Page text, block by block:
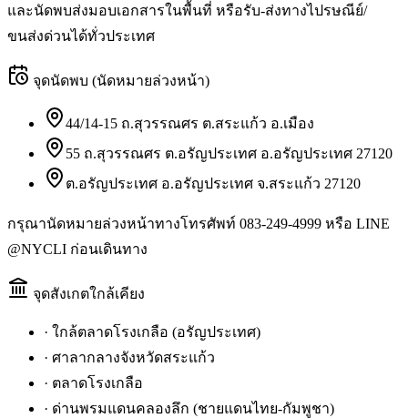
และนัดพบส่งมอบเอกสารในพื้นที่ หรือรับ-ส่งทางไปรษณีย์/
ขนส่งด่วนได้ทั่วประเทศ
จุดนัดพบ (นัดหมายล่วงหน้า)
44/14-15 ถ.สุวรรณศร ต.สระแก้ว อ.เมือง
55 ถ.สุวรรณศร ต.อรัญประเทศ อ.อรัญประเทศ 27120
ต.อรัญประเทศ อ.อรัญประเทศ จ.สระแก้ว 27120
กรุณานัดหมายล่วงหน้าทางโทรศัพท์ 083-249-4999 หรือ LINE
@NYCLI ก่อนเดินทาง
จุดสังเกตใกล้เคียง
· ใกล้ตลาดโรงเกลือ (อรัญประเทศ)
· ศาลากลางจังหวัดสระแก้ว
· ตลาดโรงเกลือ
· ด่านพรมแดนคลองลึก (ชายแดนไทย-กัมพูชา)